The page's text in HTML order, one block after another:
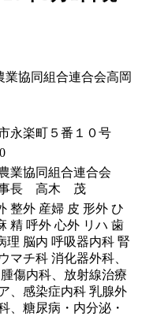
業協同組合連合会高岡
永楽町５番１０号
業協同組合連合会
事長 高木 茂
整外 産婦 皮 形外 ひ
精 呼外 心外 リハ 歯
理 脳内 呼吸器内科 腎
マチ科 消化器外科、
傷内科、放射線治療
、感染症内科 乳腺外
、糖尿病・内分泌・